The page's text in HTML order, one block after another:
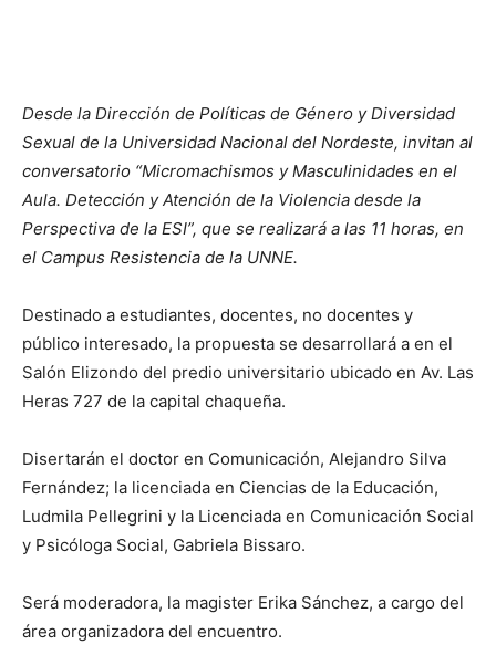
Desde la Dirección de Políticas de Género y Diversidad
Sexual de la Universidad Nacional del Nordeste, invitan al
conversatorio “Micromachismos y Masculinidades en el
Aula. Detección y Atención de la Violencia desde la
Perspectiva de la ESI”, que se realizará a las 11 horas, en
el Campus Resistencia de la UNNE.
Destinado a estudiantes, docentes, no docentes y
público interesado, la propuesta se desarrollará a en el
Salón Elizondo del predio universitario ubicado en Av. Las
Heras 727 de la capital chaqueña.
Disertarán el doctor en Comunicación, Alejandro Silva
Fernández; la licenciada en Ciencias de la Educación,
Ludmila Pellegrini y la Licenciada en Comunicación Social
y Psicóloga Social, Gabriela Bissaro.
Será moderadora, la magister Erika Sánchez, a cargo del
área organizadora del encuentro.